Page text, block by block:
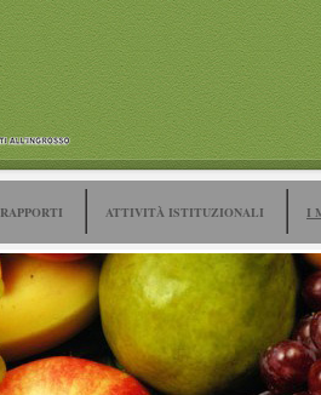
RAPPORTI ATTIVITÀ ISTITUZIONALI I